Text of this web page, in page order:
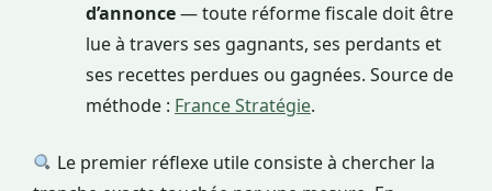
d’annonce— toute réforme fiscale doit être
lue à travers ses gagnants, ses perdants et
ses recettes perdues ou gagnées. Source de
méthode : France Stratégie.
Le premier réflexe utile consiste à chercher la